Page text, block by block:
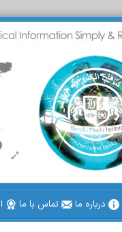
درباره ما تماس با ما